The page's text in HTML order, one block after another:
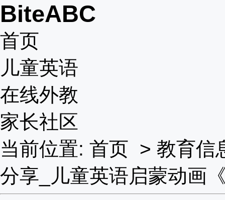
BiteABC
首页
儿童英语
在线外教
家长社区
当前位置: 首页 > 教育信
分享_儿童英语启蒙动画